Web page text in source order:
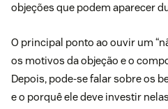
objeções que podem aparecer
O principal ponto ao ouvir um
os motivos da objeção e o
Depois, pode-se falar sobre os
e o porquê ele deve investir